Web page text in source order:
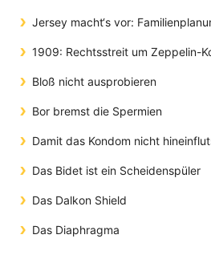
Jersey macht‘s vor:
1909: Rechtsstreit um Zeppelin-
Bloß nicht ausprobieren
Bor bremst die Spermien
Damit das Kondom nicht
Das Bidet ist ein Scheidenspüler
Das Dalkon Shield
Das Diaphragma